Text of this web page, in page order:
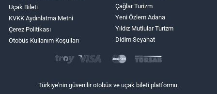
Uçak Bileti
KVKK Aydınlatma Metni
Çerez Politikası
Otobüs Kullanım Koşulları
Çağlar Turizm
Yeni Özlem Adana
Yıldız Mutlular Turizm
Didim Seyahat
Türkiye'nin güvenilir otobüs ve uçak bileti platformu.